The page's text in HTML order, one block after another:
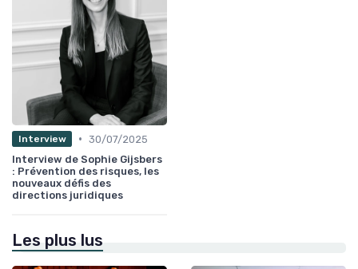
Interview • 30/07/2025
Interview de Sophie Gijsbers
: Prévention des risques, les
nouveaux défis des
directions juridiques
Les plus lus